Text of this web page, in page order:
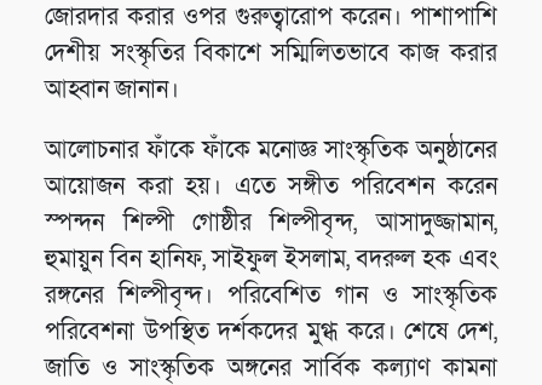
জোরদার করার ওপর গুরুত্বারোপ করেন। পাশাপাশি
দেশীয় সংস্কৃতির বিকাশে সম্মিলিতভাবে কাজ করার
আহ্বান জানান।
আলোচনার ফাঁকে ফাঁকে মনোজ্ঞ সাংস্কৃতিক অনুষ্ঠানের
আয়োজন করা হয়। এতে সঙ্গীত পরিবেশন করেন
স্পন্দন শিল্পী গোষ্ঠীর শিল্পীবৃন্দ, আসাদুজ্জামান,
হুমায়ুন বিন হানিফ, সাইফুল ইসলাম, বদরুল হক এবং
রঙ্গনের শিল্পীবৃন্দ। পরিবেশিত গান ও সাংস্কৃতিক
পরিবেশনা উপস্থিত দর্শকদের মুগ্ধ করে। শেষে দেশ,
জাতি ও সাংস্কৃতিক অঙ্গনের সার্বিক কল্যাণ কামনা